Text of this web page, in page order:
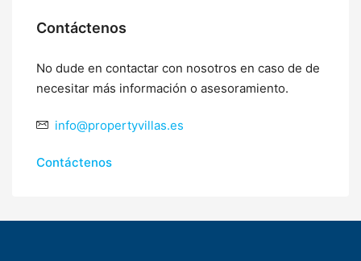
Contáctenos
No dude en contactar con nosotros en caso de de
necesitar más información o asesoramiento.
info@propertyvillas.es
Contáctenos